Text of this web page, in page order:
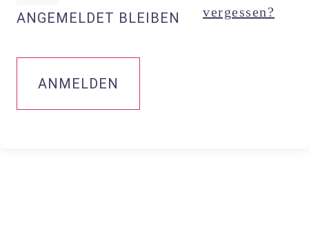
ANGEMELDET BLEIBEN
vergessen?
ANMELDEN